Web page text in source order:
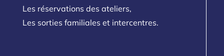
Les réservations des ateliers,
Les sorties familiales et intercentres.